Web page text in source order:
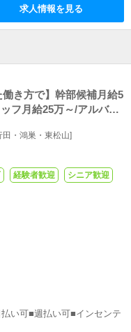
求人情報を見る
働き方で】幹部候補月給5
フ月給25万～/アルバイ
田・鴻巣・東松山]
経験者歓迎
シニア歓迎
い可■週払い可■インセンテ